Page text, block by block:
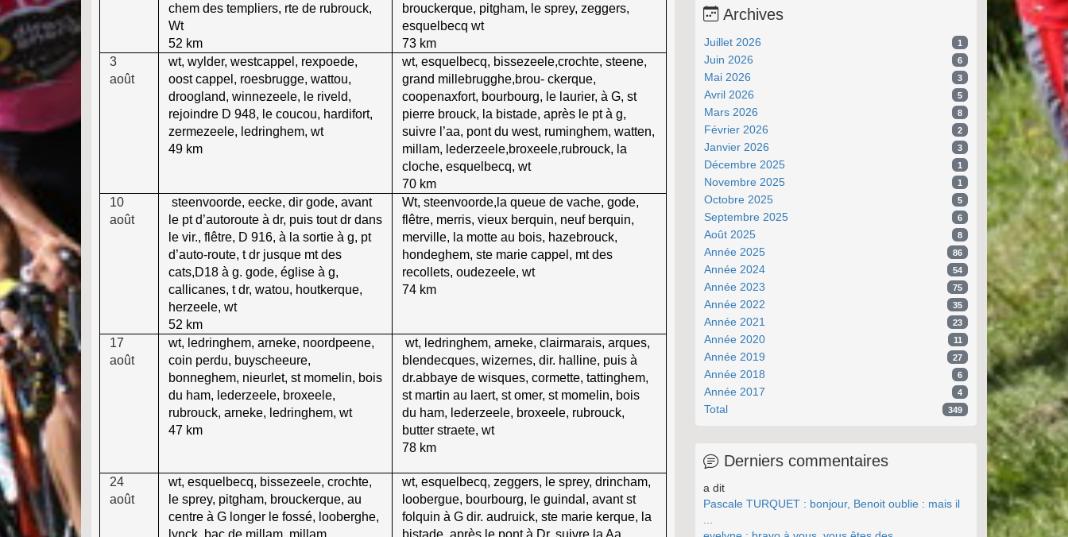
chem des templiers, rte de rubrouck,
Wt
52 km
brouckerque, pitgham, le sprey, zeggers,
esquelbecq wt
73 km
3
août
wt, wylder, westcappel, rexpoede,
oost cappel, roesbrugge, wattou,
droogland, winnezeele, le riveld,
rejoindre D 948, le coucou, hardifort,
zermezeele, ledringhem, wt
49 km
wt, esquelbecq, bissezeele,crochte, steene,
grand millebrugghe,brou- ckerque,
coopenaxfort, bourbourg, le laurier, à G, st
pierre brouck, la bistade, après le pt à g,
suivre l’aa, pont du west, ruminghem, watten,
millam, lederzeele,broxeele,rubrouck, la
cloche, esquelbecq, wt
70 km
10
août
steenvoorde, eecke, dir gode, avant
le pt d’autoroute à dr, puis tout dr dans
le vir., flêtre, D 916, à la sortie à g, pt
d’auto-route, t dr jusque mt des
cats,D18 à g. gode, église à g,
callicanes, t dr, watou, houtkerque,
herzeele, wt
52 km
Wt, steenvoorde,la queue de vache, gode,
flêtre, merris, vieux berquin, neuf berquin,
merville, la motte au bois, hazebrouck,
hondeghem, ste marie cappel, mt des
recollets, oudezeele, wt
74 km
17
août
wt, ledringhem, arneke, noordpeene,
coin perdu, buyscheeure,
bonneghem, nieurlet, st momelin, bois
du ham, lederzeele, broxeele,
rubrouck, arneke, ledringhem, wt
47 km
wt, ledringhem, arneke, clairmarais, arques,
blendecques, wizernes, dir. halline, puis à
dr.abbaye de wisques, cormette, tattinghem,
st martin au laert, st omer, st momelin, bois
du ham, lederzeele, broxeele, rubrouck,
butter straete, wt
78 km
24
août
wt, esquelbecq, bissezeele, crochte,
le sprey, pitgham, brouckerque, au
centre à G longer le fossé, looberghe,
lynck, bac de millam, millam,
wt, esquelbecq, zeggers, le sprey, drincham,
loobergue, bourbourg, le guindal, avant st
folquin à G dir. audruick, ste marie kerque, la
bistade, après le pont à Dr, suivre la Aa
Archives
Juillet 2026 1
Juin 2026 6
Mai 2026 3
Avril 2026 5
Mars 2026 8
Février 2026 2
Janvier 2026 3
Décembre 2025 1
Novembre 2025 1
Octobre 2025 5
Septembre 2025 6
Août 2025 8
Année 2025 86
Année 2024 54
Année 2023 75
Année 2022 35
Année 2021 23
Année 2020 11
Année 2019 27
Année 2018 6
Année 2017 4
Total 349
Derniers commentaires
a dit
Pascale TURQUET : bonjour, Benoit oublie : mais il